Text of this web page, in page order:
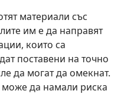
материали със
им е да направят
които са
поставени на точно
да могат да омекнат.
може да намали риска